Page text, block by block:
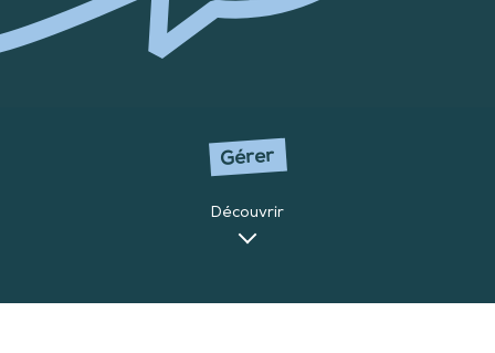
Gérer
Découvrir